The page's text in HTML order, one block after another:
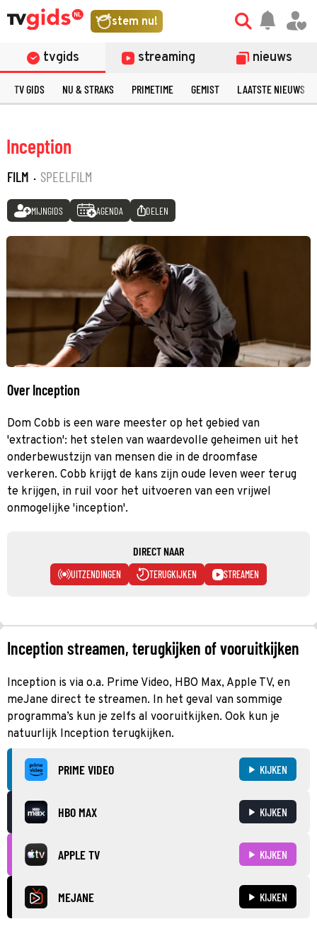
stem nu!
tvgids streaming nieuws
TV GIDS NU & STRAKS PRIMETIME GEMIST LAATSTE NIEUWS
Inception
FILM · SPEELFILM
MIJNGIDS AGENDA DELEN
Over Inception
Dom Cobb is een ware meester op het gebied van
'extraction': het stelen van waardevolle geheimen uit het
onderbewustzijn van mensen die in de droomfase
verkeren. Cobb krijgt de kans zijn oude leven weer terug
te krijgen, in ruil voor het uitvoeren van een vrijwel
onmogelijke 'inception'.
DIRECT NAAR
UITZENDINGEN TERUGKIJKEN STREAMEN
Inception streamen, terugkijken of vooruitkijken
Inception is via o.a. Prime Video, HBO Max, Apple TV, en
meJane direct te streamen. In het geval van sommige
programma’s kun je zelfs al vooruitkijken. Ook kun je
natuurlijk Inception terugkijken.
PRIME VIDEO KIJKEN
HBO MAX KIJKEN
APPLE TV KIJKEN
MEJANE KIJKEN